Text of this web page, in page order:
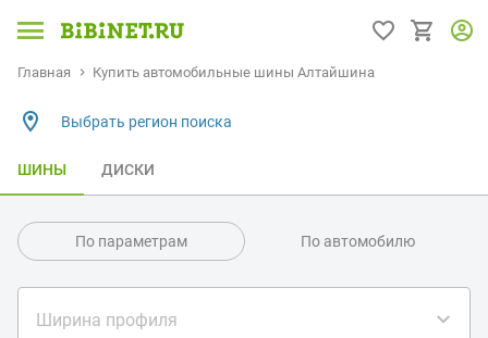
Главная Купить автомобильные шины Алтайшина
Выбрать регион поиска
ШИНЫ ДИСКИ
По параметрам По автомобилю
Ширина профиля